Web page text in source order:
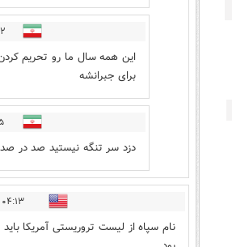
این همه سال ما رو تحریم
برای جبرانشه
دزد سر تنگه نیستید صد در صد
۰۴:۱۳ - ۱۴۰۵/۰۳/۲۵
نام سپاه از لیست تروریستی آمریکا